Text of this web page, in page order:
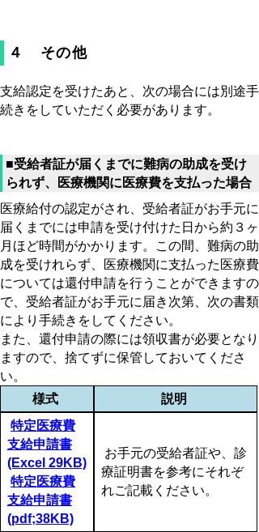
４ その他
支給認定を受けたあと、次の場合には別途手
続きをしていただく必要があります。
■受給者証が届くまでに難病の助成を受け
られず、医療機関に医療費を支払った場合
医療給付の認定がされ、受給者証がお手元に
届くまでには申請を受け付けた日から約３ヶ
月ほど時間がかかります。この間、難病の助
成を受けれらず、医療機関に支払った医療費
については還付申請を行うことができますの
で、受給者証がお手元に届き次第、次の書類
により手続きをしてください。
また、還付申請の際には領収書が必要となり
ますので、捨てずに保管しておいてくださ
い。
様式
説明
特定医療費
支給申請書
(Excel 29KB)
特定医療費
支給申請書
(pdf;38KB)
お手元の受給者証や、診
療証明書を参考にそれぞ
れご記載ください。